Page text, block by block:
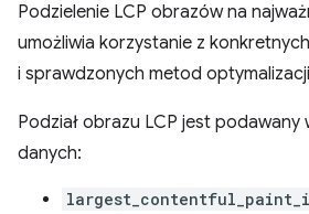
Podzielenie LCP obrazów na
umożliwia korzystanie z
i sprawdzonych metod
Podział obrazu LCP jest podawany
danych: